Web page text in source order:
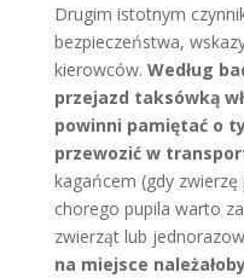
Drugim istotnym
bezpieczeństwa,
kierowców. Według
przejazd taksówką
powinni pamiętać o
przewozić w
kagańcem (gdy
chorego pupila warto
zwierząt lub
na miejsce